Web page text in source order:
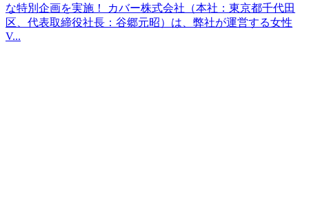
な特別企画を実施！ カバー株式会社（本社：東京都千代⽥
区、代表取締役社⻑：⾕郷元昭）は、弊社が運営する⼥性
V...